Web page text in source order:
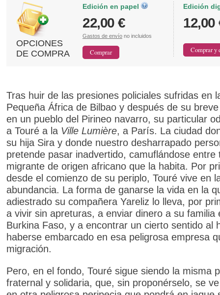
OPCIONES
DE COMPRA
Edición en papel
22,00 €
Gastos de envío no incluidos
Edición
12,00
Tras huir de las presiones policiales sufridas en
Pequeña África de Bilbao y después de su
en un pueblo del Pirineo navarro, su particular
a Touré a la Ville Lumière, a París. La ciudad
su hija Sira y donde nuestro desharrapado
pretende pasar inadvertido, camuflándose entre
migrante de origen africano que la habita. Por
desde el comienzo de su periplo, Touré vive en
abundancia. La forma de ganarse la vida en la
adiestrado su compañera Yareliz lo lleva, por
a vivir sin apreturas, a enviar dinero a su familia
Burkina Faso, y a encontrar un cierto sentido al
haberse embarcado en esa peligrosa empresa
migración.
Pero, en el fondo, Touré sigue siendo la misma
fraternal y solidaria, que, sin proponérselo, se